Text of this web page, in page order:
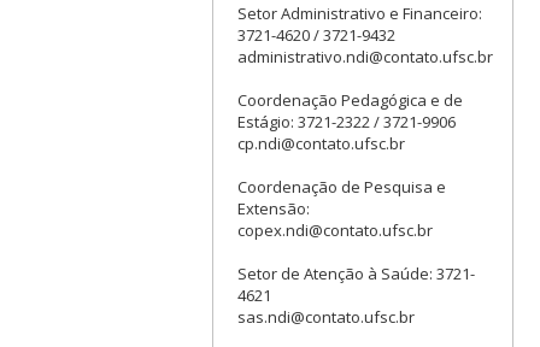
Setor Administrativo e Financeiro:
3721-4620 / 3721-9432
administrativo.ndi@contato.ufsc.br
Coordenação Pedagógica e de
Estágio: 3721-2322 / 3721-9906
cp.ndi@contato.ufsc.br
Coordenação de Pesquisa e
Extensão:
copex.ndi@contato.ufsc.br
Setor de Atenção à Saúde: 3721-
4621
sas.ndi@contato.ufsc.br